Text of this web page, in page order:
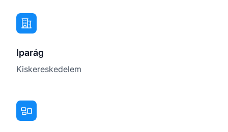
Iparág
Kiskereskedelem